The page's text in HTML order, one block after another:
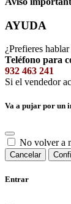
AYUDA
¿Prefieres
Teléfono para
932 463 241
Si el vendedor
Va a pujar por un
No volver a
Cancelar
Entrar